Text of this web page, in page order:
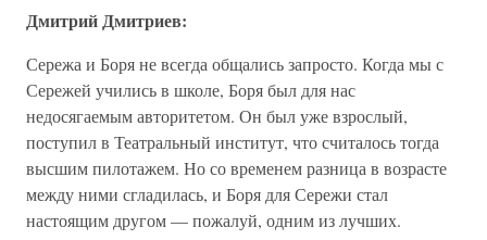
Дмитрий Дмитриев:
Сережа и Боря не всегда общались запросто. Когда мы с
Сережей учились в школе, Боря был для нас
недосягаемым авторитетом. Он был уже взрослый,
поступил в Театральный институт, что считалось тогда
высшим пилотажем. Но со временем разница в возрасте
между ними сгладилась, и Боря для Сережи стал
настоящим другом — пожалуй, одним из лучших.